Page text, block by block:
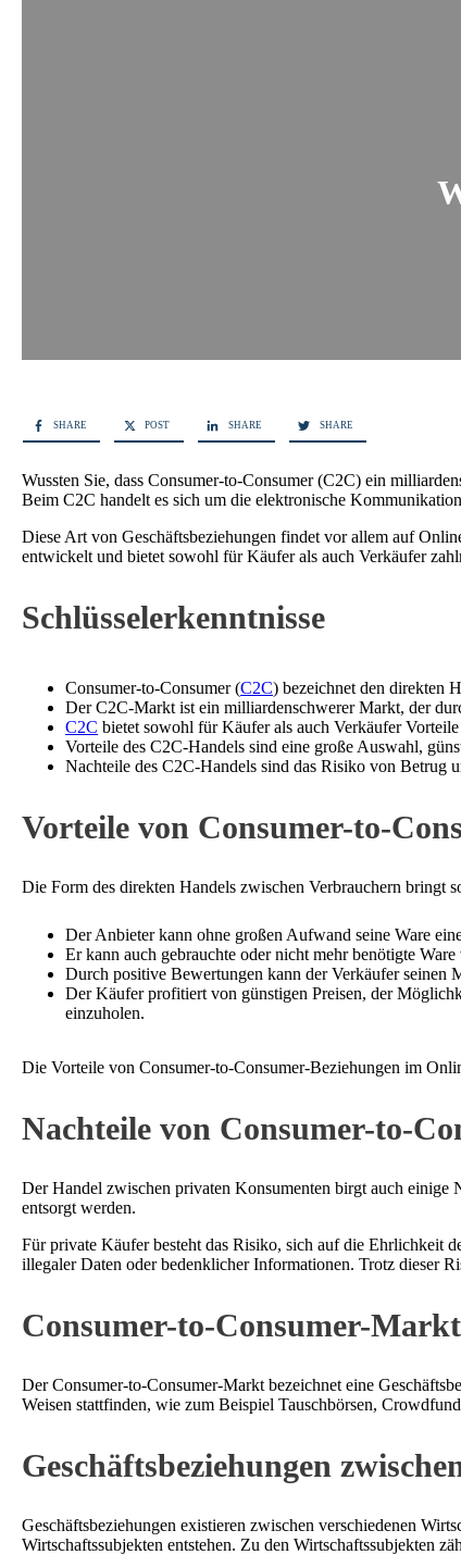
SHARE POST SHARE SHARE
Wussten Sie, dass Consumer-to-Consumer (C2C) ein
Beim C2C handelt es sich um die elektronische
Diese Art von Geschäftsbeziehungen findet vor allem auf
entwickelt und bietet sowohl für Käufer als auch Verkäufer
Schlüsselerkenntnisse
Consumer-to-Consumer (C2C) bezeichnet den direkten
Der C2C-Markt ist ein milliardenschwerer Markt, der
C2C bietet sowohl für Käufer als auch Verkäufer
Vorteile des C2C-Handels sind eine große Auswahl,
Nachteile des C2C-Handels sind das Risiko von Betrug
Vorteile von Consumer-to-
Die Form des direkten Handels zwischen Verbrauchern bringt
Der Anbieter kann ohne großen Aufwand seine Ware
Er kann auch gebrauchte oder nicht mehr benötigte Ware
Durch positive Bewertungen kann der Verkäufer seinen
Der Käufer profitiert von günstigen Preisen, der
einzuholen.
Die Vorteile von Consumer-to-Consumer-Beziehungen im
Nachteile von Consumer-to-
Der Handel zwischen privaten Konsumenten birgt auch einige
entsorgt werden.
Für private Käufer besteht das Risiko, sich auf die Ehrlichkeit
illegaler Daten oder bedenklicher Informationen. Trotz dieser
Consumer-to-Consumer-Markt
Der Consumer-to-Consumer-Markt bezeichnet eine
Weisen stattfinden, wie zum Beispiel Tauschbörsen,
Geschäftsbeziehungen
Geschäftsbeziehungen existieren zwischen verschiedenen
Wirtschaftssubjekten entstehen. Zu den Wirtschaftssubjekten